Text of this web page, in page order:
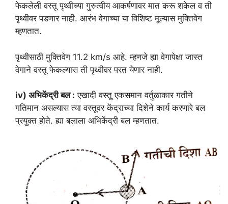
फेकलेली वस्तू पृथ्वीच्या गुरुत्वीय आकर्षणावर मात करू शकेल व ती
पृथ्वीवर पडणार नाही. आरंभ वेगाच्या या विशिष्ट मूल्यास मुक्तिवेग
म्हणतात.
पृथ्वीसाठी मुक्तिवेग 11.2 km/s आहे. म्हणजे ह्या वेगापेक्षा जास्त
वेगाने वस्तू फेकल्यास ती पृथ्वीवर परत येणार नाही.
iv) अभिकेंद्री बल : एखादी वस्तू एकसमान वर्तुळाकार गतीने
गतिमान असल्यास त्या वस्तूवर केंद्राच्या दिशेने कार्य करणारे बल
प्रयुक्त होते. ह्या बलाला अभिकेंद्री बल म्हणतात.